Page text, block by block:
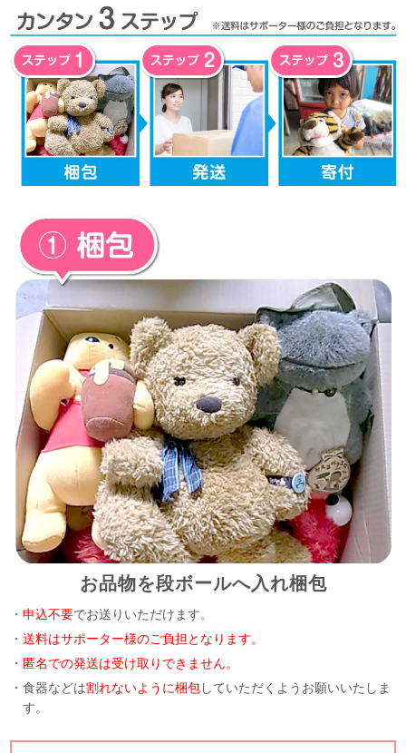
お品物を段ボールへ入れ梱包
・申込不要でお送りいただけます。
・送料はサポーター様のご負担となります。
・ 匿名での発送は受け取りできません。
・食器などは割れないように梱包していただくようお願いいたしま
す。